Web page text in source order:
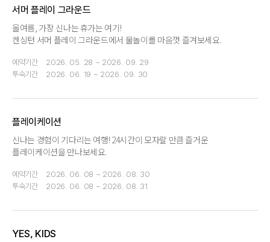
서머 플레이 그라운드
올여름, 가장 신나는 휴가는 여기!
켄싱턴 서머 플레이 그라운드에서 물놀이를 마음껏 즐겨보세요.
예약기간
2026. 05. 28 ~ 2026. 09. 29
투숙기간
2026. 06. 19 ~ 2026. 09. 30
플레이케이션
신나는 경험이 기다리는 여행! 24시간이 모자랄 만큼 즐거운
플레이케이션을 만나보세요.
예약기간
2026. 06. 08 ~ 2026. 08. 30
투숙기간
2026. 06. 08 ~ 2026. 08. 31
YES, KIDS